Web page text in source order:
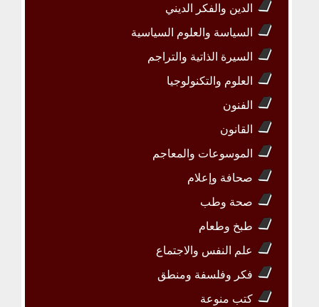
الدين والفكر الديني
السياسة والعلوم السياسية
السيرة الذاتية والتراجم
العلوم والتكنولوجيا
الفنون
القانون
الموسوعات والمعاجم
صحافة وإعلام
صحة وطب
طبخ وطعام
علم النفس والاجتماع
فكر وفلسفة ومنطق
كتب منوعة